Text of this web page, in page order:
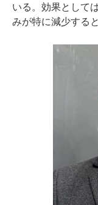
いる。効果として
みが特に減少する